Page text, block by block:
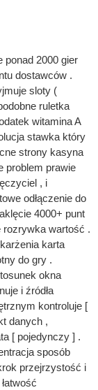
ponad 2000 gier
dostawców .
sloty (
ruletka
witamina A
stawka który
strony kasyna
problem prawie
, i
odłączenie do
4000+ punt
rozrywka wartość .
karta
do gry .
okna
i źródła
kontroluje [
danych ,
[ pojedynczy ] .
sposób
przejrzystość i